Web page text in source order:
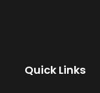
Quick Links